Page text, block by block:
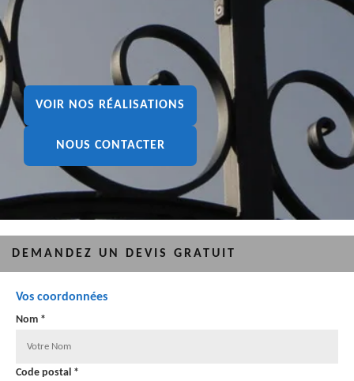
VOIR NOS RÉALISATIONS
NOUS CONTACTER
DEMANDEZ UN DEVIS GRATUIT
Vos coordonnées
Nom *
Code postal *